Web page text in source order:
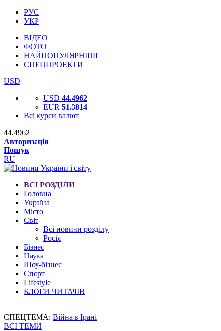
РУС
УКР
ВІДЕО
ФОТО
НАЙПОПУЛЯРНІШІ
СПЕЦПРОЕКТИ
USD
USD 44.4962
EUR 51.3814
Всі курси валют
44.4962
Авторизація
Пошук
RU
ВСІ РОЗДІЛИ
Головна
Україна
Місто
Світ
Всі новини розділу
Росія
Бізнес
Наука
Шоу-бізнес
Спорт
Lifestyle
БЛОГИ ЧИТАЧІВ
СПЕЦТЕМА: Війна в Ірані
ВСІ ТЕМИ